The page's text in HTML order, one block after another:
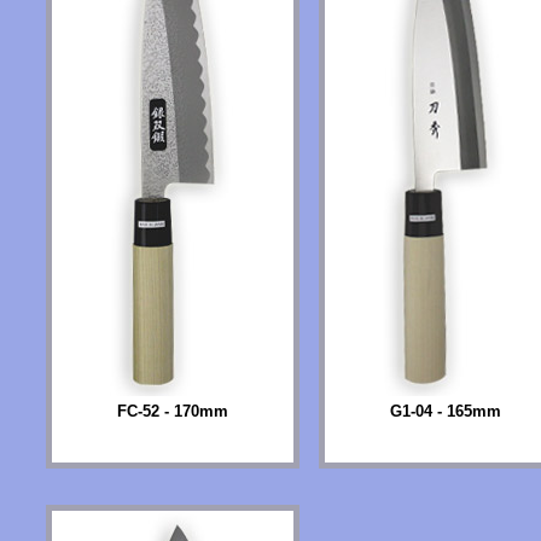
FC-52 - 170mm G1-04 - 165mm